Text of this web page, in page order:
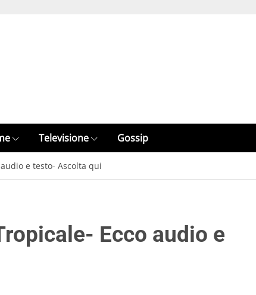
Televisione Gossip
e testo- Ascolta qui
Ecco audio e